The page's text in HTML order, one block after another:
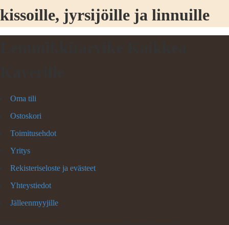
kissoille, jyrsijöille ja linnuille
Oma tili
Ostoskori
Toimitusehdot
Yritys
Rekisteriseloste ja evästeet
Yhteystiedot
Jälleenmyyjille